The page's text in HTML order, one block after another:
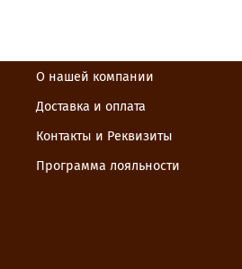
О нашей компании
Доставка и оплата
Контакты и Реквизиты
Программа лояльности